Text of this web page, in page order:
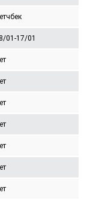
01-17/01